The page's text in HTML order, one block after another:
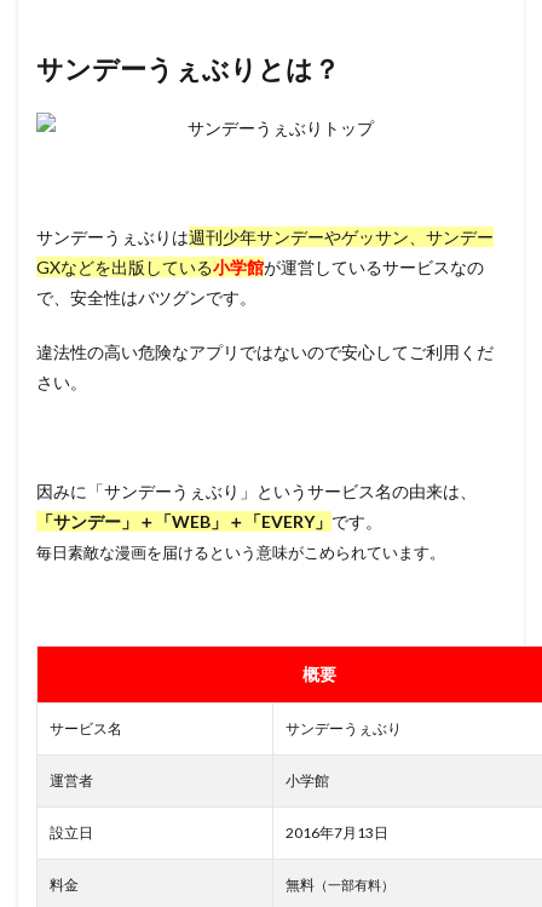
サンデーうぇぶりとは？
サンデーうぇぶりは週刊少年サンデーやゲッサン、サンデー
GXなどを出版している小学館が運営しているサービスなの
で、安全性はバツグンです。
違法性の高い危険なアプリではないので安心してご利用くだ
さい。
因みに「サンデーうぇぶり」というサービス名の由来は、
「サンデー」＋「WEB」＋「EVERY」 です。
毎日素敵な漫画を届けるという意味がこめられています。
概要
サービス名 サンデーうぇぶり
運営者 小学館
設立日 2016年7月13日
料金 無料 （一部有料）